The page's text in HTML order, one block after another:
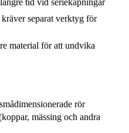
tid vid seriekapningar
separat verktyg för
material för att undvika
rör
mässing och andra